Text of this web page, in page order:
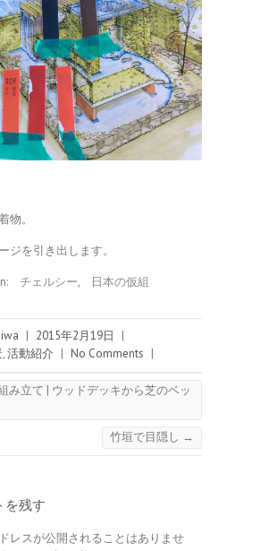
物。
ジを引き出します。
チェルシー, 日本の仮組
| 2015年2月19日
|
,活動紹介 | No Comments |
み立て | ウッドデッキから芝のベッ
竹垣で目隠し →
を残す
レスが公開されることはありませ